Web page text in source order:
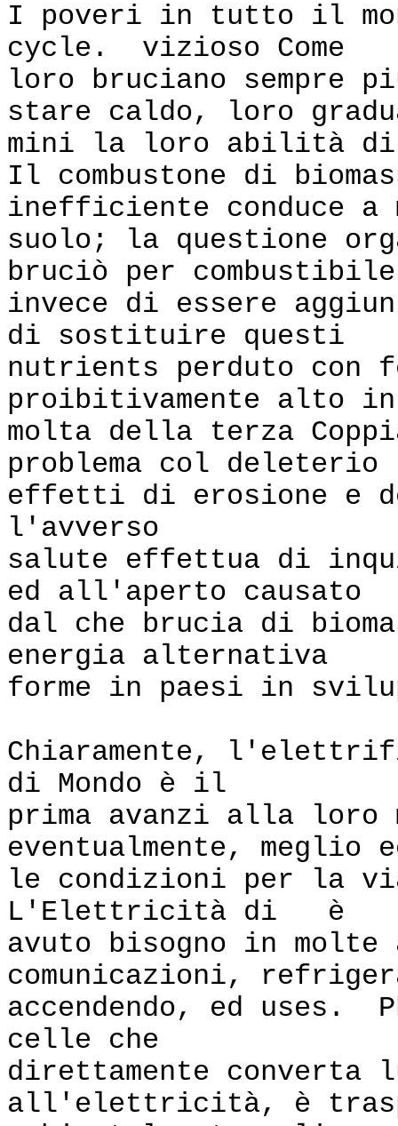
I poveri in tutto il
cycle. vizioso Come
loro bruciano sempre
stare caldo, loro
mini la loro abilità di
Il combustone di
inefficiente conduce a
suolo; la questione
bruciò per combustibile
invece di essere
di sostituire questi
nutrients perduto
proibitivamente alto in
molta della terza
problema col deleterio
effetti di erosione e
l'avverso
salute effettua di
ed all'aperto causato
dal che brucia di
energia alternativa
forme in paesi in
Chiaramente,
di Mondo è il
prima avanzi alla loro
eventualmente, meglio
le condizioni per la
L'Elettricità di è
avuto bisogno in molte
comunicazioni,
accendendo, ed
celle che
direttamente converta
all'elettricità, è